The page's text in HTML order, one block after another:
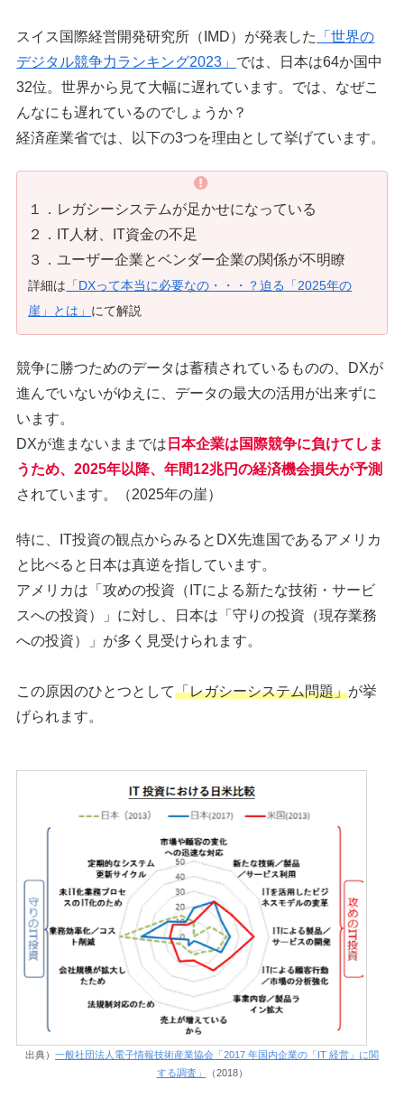
スイス国際経営開発研究所（IMD）が発表した
「世界の
デジタル競争力ランキング2023」 では、日本は64か国中
32位。世界から見て大幅に遅れています。では、なぜこ
んなにも遅れているのでしょうか？
経済産業省では、以下の3つを理由として挙げています。
１．レガシーシステムが足かせになっている
２．IT人材、IT資金の不足
３．ユーザー企業とベンダー企業の関係が不明瞭
詳細は 「DXって本当に必要なの・・・？迫る「2025年の
崖」とは」 にて解説
競争に勝つためのデータは蓄積されているものの、DXが
進んでいないがゆえに、データの最大の活用が出来ずに
います。
DXが進まないままでは 日本企業は国際競争に負けてしま
うため、2025年以降、年間12兆円の経済機会損失が予測
されています。（2025年の崖）
特に、IT投資の観点からみるとDX先進国であるアメリカ
と比べると日本は真逆を指しています。
アメリカは「攻めの投資（ITによる新たな技術・サービ
スへの投資）」に対し、日本は「守りの投資（現存業務
への投資）」が多く見受けられます。
この原因のひとつとして「レガシーシステム問題」が挙
げられます。
出典） 一般社団法人電子情報技術産業協会「2017 年国内企業の「IT 経営」に関
する調査」
（2018）